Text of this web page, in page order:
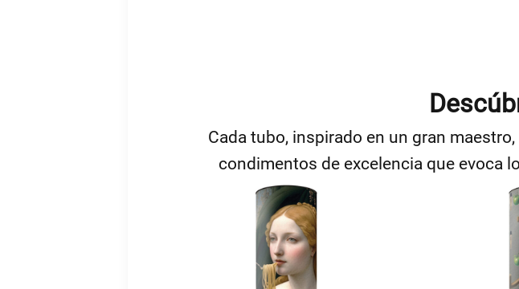
Cada tubo, inspirado en un gran
condimentos de excelencia que evoca